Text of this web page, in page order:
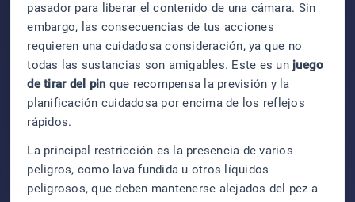
pasador para liberar el contenido de una cámara. Sin
embargo, las consecuencias de tus acciones
requieren una cuidadosa consideración, ya que no
todas las sustancias son amigables. Este es un juego
de tirar del pin que recompensa la previsión y la
planificación cuidadosa por encima de los reflejos
rápidos.
La principal restricción es la presencia de varios
peligros, como lava fundida u otros líquidos
peligrosos, que deben mantenerse alejados del pez a